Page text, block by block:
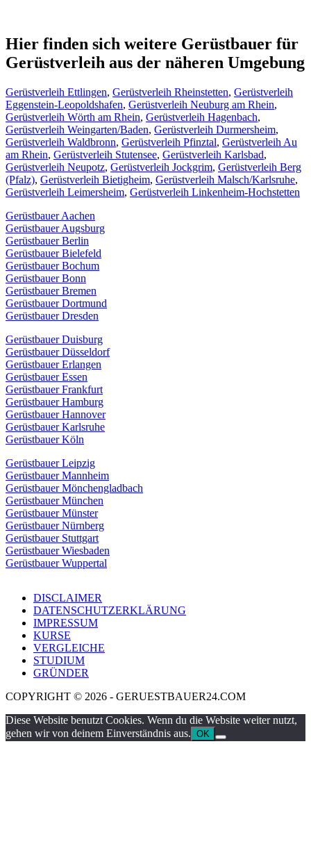
Hier finden sich weitere Gerüstbauer für
Gerüstverleih aus der näheren Umgebung
Gerüstverleih Ettlingen, Gerüstverleih Rheinstetten, Gerüstverleih
Eggenstein-Leopoldshafen, Gerüstverleih Neuburg am Rhein,
Gerüstverleih Wörth am Rhein, Gerüstverleih Hagenbach,
Gerüstverleih Weingarten/Baden, Gerüstverleih Durmersheim,
Gerüstverleih Waldbronn, Gerüstverleih Pfinztal, Gerüstverleih Au
am Rhein, Gerüstverleih Stutensee, Gerüstverleih Karlsbad,
Gerüstverleih Neupotz, Gerüstverleih Jockgrim, Gerüstverleih Berg
(Pfalz), Gerüstverleih Bietigheim, Gerüstverleih Malsch/Karlsruhe,
Gerüstverleih Leimersheim, Gerüstverleih Linkenheim-Hochstetten
Gerüstbauer Aachen
Gerüstbauer Augsburg
Gerüstbauer Berlin
Gerüstbauer Bielefeld
Gerüstbauer Bochum
Gerüstbauer Bonn
Gerüstbauer Bremen
Gerüstbauer Dortmund
Gerüstbauer Dresden
Gerüstbauer Duisburg
Gerüstbauer Düsseldorf
Gerüstbauer Erlangen
Gerüstbauer Essen
Gerüstbauer Frankfurt
Gerüstbauer Hamburg
Gerüstbauer Hannover
Gerüstbauer Karlsruhe
Gerüstbauer Köln
Gerüstbauer Leipzig
Gerüstbauer Mannheim
Gerüstbauer Mönchengladbach
Gerüstbauer München
Gerüstbauer Münster
Gerüstbauer Nürnberg
Gerüstbauer Stuttgart
Gerüstbauer Wiesbaden
Gerüstbauer Wuppertal
DISCLAIMER
DATENSCHUTZERKLÄRUNG
IMPRESSUM
KURSE
VERGLEICHE
STUDIUM
GRÜNDER
COPYRIGHT © 2026 - GERUESTBAUER24.COM
Diese Website benutzt Cookies. Wenn du die Website weiter nutzt,
gehen wir von deinem Einverständnis aus. OK